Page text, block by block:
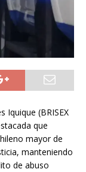
Iquique (BRISEX
que
mayor de
manteniendo
de abuso